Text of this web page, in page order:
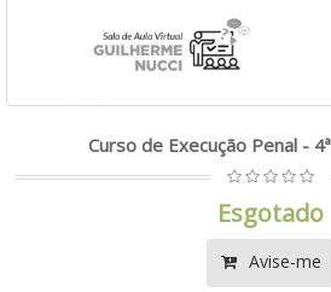
Curso de Execução Penal -
Esgotado
Avise-me